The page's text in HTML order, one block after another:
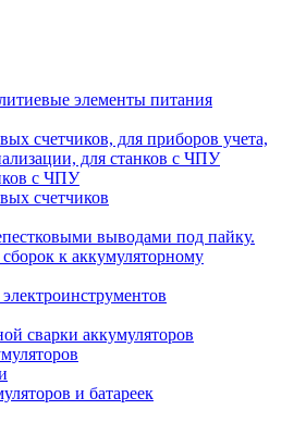
элементы питания
счетчиков, для приборов учета,
для станков с ЧПУ
с ЧПУ
счетчиков
выводами под пайку.
к аккумуляторному
сварки аккумуляторов
и батареек